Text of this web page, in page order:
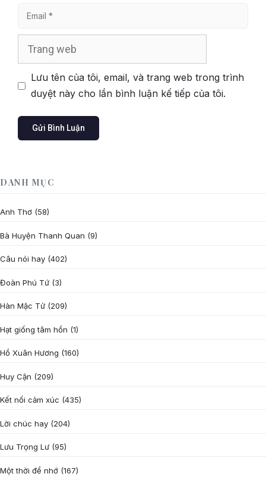
Email
Lưu tên của tôi, email, và trang web trong trình
duyệt này cho lần bình luận kế tiếp của tôi.
DANH MỤC
Anh Thơ (58)
Bà Huyện Thanh Quan (9)
Câu nói hay (402)
Đoàn Phú Tứ (3)
Hàn Mặc Tử (209)
Hạt giống tâm hồn (1)
Hồ Xuân Hương (160)
Huy Cận (209)
Kết nối cảm xúc (435)
Lời chúc hay (204)
Lưu Trọng Lư (95)
Một thời để nhớ (167)